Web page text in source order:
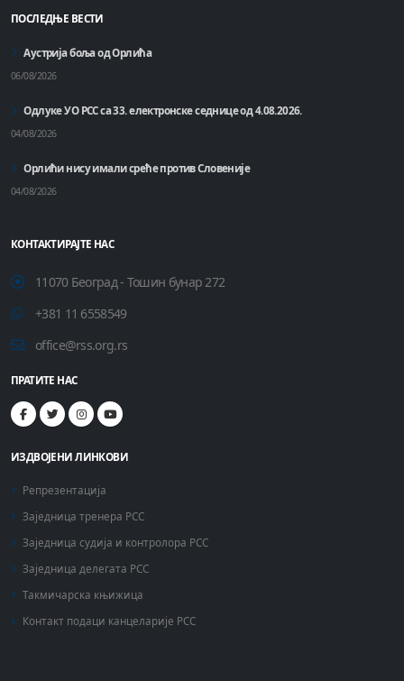
ПОСЛЕДЊЕ ВЕСТИ
Аустрија боља од Орлића
06/08/2026
Одлуке УО РСС са 33. електронске седнице од 4.08.2026.
04/08/2026
Орлићи нису имали среће против Словеније
04/08/2026
КОНТАКТИРАЈТЕ НАС
11070 Београд - Тошин бунар 272
+381 11 6558549
office@rss.org.rs
ПРАТИТЕ НАС
ИЗДВОЈЕНИ ЛИНКОВИ
Репрезентација
Заједница тренера РСС
Заједница судија и контролора РСС
Заједница делегата РСС
Такмичарска књижица
Контакт подаци канцеларије РСС